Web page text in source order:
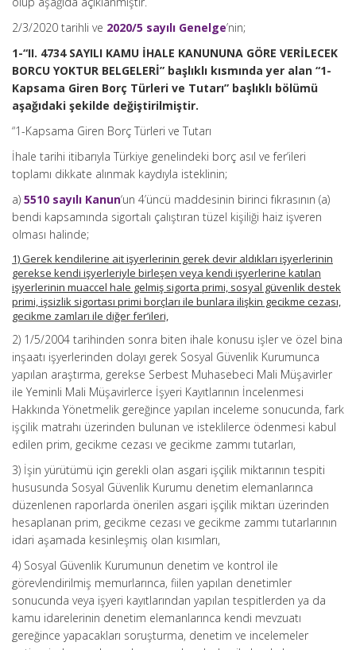
2/3/2020 tarihli ve 2020/5 sayılı Genelge’nin;
1-“II. 4734 SAYILI KAMU İHALE KANUNUNA GÖRE VERİLECEK
BORCU YOKTUR BELGELERİ” başlıklı kısmında yer alan “1-
Kapsama Giren Borç Türleri ve Tutarı” başlıklı bölümü
aşağıdaki şekilde değiştirilmiştir.
“1-Kapsama Giren Borç Türleri ve Tutarı
İhale tarihi itibarıyla Türkiye genelindeki borç asıl ve fer’ileri
toplamı dikkate alınmak kaydıyla isteklinin;
a) 5510 sayılı Kanun‘un 4’üncü maddesinin birinci fıkrasının (a)
bendi kapsamında sigortalı çalıştıran tüzel kişiliği haiz işveren
olması halinde;
1) Gerek kendilerine ait işyerlerinin gerek devir aldıkları işyerlerinin
gerekse kendi işyerleriyle birleşen veya kendi işyerlerine katılan
işyerlerinin muaccel hale gelmiş sigorta primi, sosyal güvenlik destek
primi, işsizlik sigortası primi borçları ile bunlara ilişkin gecikme cezası,
gecikme zamları ile diğer fer’ileri,
2) 1/5/2004 tarihinden sonra biten ihale konusu işler ve özel bina
inşaatı işyerlerinden dolayı gerek Sosyal Güvenlik Kurumunca
yapılan araştırma, gerekse Serbest Muhasebeci Mali Müşavirler
ile Yeminli Mali Müşavirlerce İşyeri Kayıtlarının İncelenmesi
Hakkında Yönetmelik gereğince yapılan inceleme sonucunda, fark
işçilik matrahı üzerinden bulunan ve isteklilerce ödenmesi kabul
edilen prim, gecikme cezası ve gecikme zammı tutarları,
3) İşin yürütümü için gerekli olan asgari işçilik miktarının tespiti
hususunda Sosyal Güvenlik Kurumu denetim elemanlarınca
düzenlenen raporlarda önerilen asgari işçilik miktarı üzerinden
hesaplanan prim, gecikme cezası ve gecikme zammı tutarlarının
idari aşamada kesinleşmiş olan kısımları,
4) Sosyal Güvenlik Kurumunun denetim ve kontrol ile
görevlendirilmiş memurlarınca, fiilen yapılan denetimler
sonucunda veya işyeri kayıtlarından yapılan tespitlerden ya da
kamu idarelerinin denetim elemanlarınca kendi mevzuatı
gereğince yapacakları soruşturma, denetim ve incelemeler